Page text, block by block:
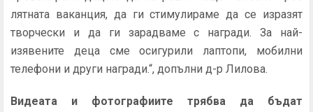
лятната ваканция, да ги стимулираме да се изразят
творчески и да ги зарадваме с награди. За най-
изявените деца сме осигурили лаптопи, мобилни
телефони и други награди.“, допълни д-р Лилова.
Видеата и фотографиите трябва да бъдат